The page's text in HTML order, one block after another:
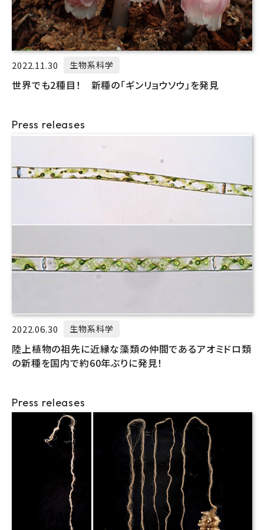
2022.11.30 生物系科学
世界でも2種目！ 新種の「ギンリョウソウ」を発見
Press releases
2022.06.30 生物系科学
陸上植物の祖先に近縁な藻類の仲間であるアオミドロ類
の新種を国内で約60年ぶりに発見！
Press releases